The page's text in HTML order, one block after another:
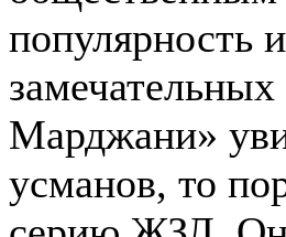
популярность
Марджани»
усманов, то